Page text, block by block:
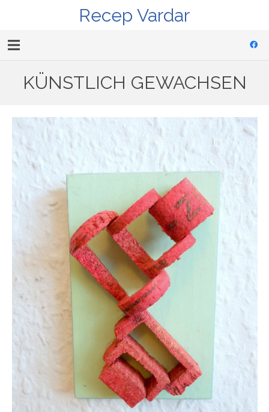
Recep Vardar
KÜNSTLICH GEWACHSEN